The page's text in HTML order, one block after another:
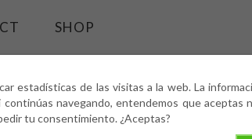
estadísticas de las visitas a la web. La
continúas navegando, entendemos que aceptas
tu consentimiento. ¿Aceptas?
SHOP